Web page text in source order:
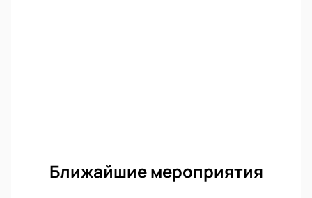
Ближайшие мероприятия